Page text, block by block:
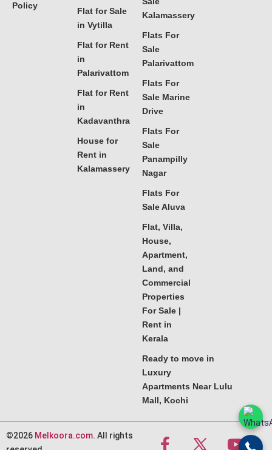
Policy
Flat for Sale
in Vytilla
Flat for Rent
in
Palarivattom
Flat for Rent
in
Kadavanthra
House for
Rent in
Kalamassery
Kalamassery
Flats For
Sale
Palarivattom
Flats For
Sale Marine
Drive
Flats For
Sale
Panampilly
Nagar
Flats For
Sale Aluva
Flat, Villa,
House,
Apartment,
Land, and
Commercial
Properties
For Sale |
Rent in
Kerala
Ready to move in
Luxury
Apartments Near Lulu
Mall, Kochi
©2026 Melkoora.com. All rights